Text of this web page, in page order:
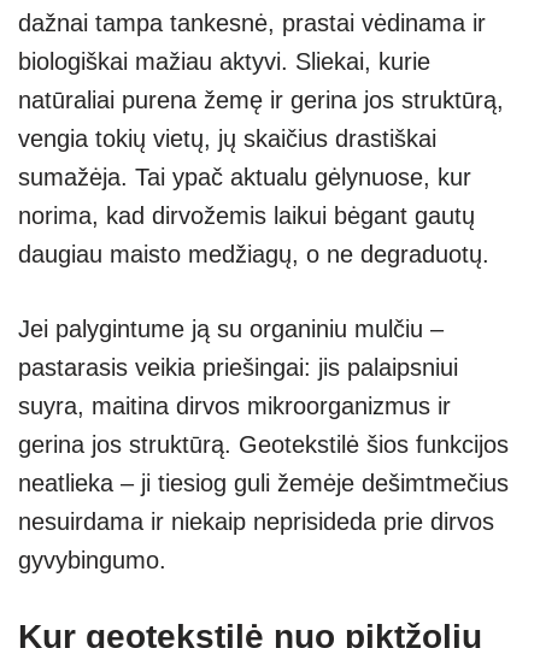
dažnai tampa tankesnė, prastai vėdinama ir
biologiškai mažiau aktyvi. Sliekai, kurie
natūraliai purena žemę ir gerina jos struktūrą,
vengia tokių vietų, jų skaičius drastiškai
sumažėja. Tai ypač aktualu gėlynuose, kur
norima, kad dirvožemis laikui bėgant gautų
daugiau maisto medžiagų, o ne degraduotų.
Jei palygintume ją su organiniu mulčiu –
pastarasis veikia priešingai: jis palaipsniui
suyra, maitina dirvos mikroorganizmus ir
gerina jos struktūrą. Geotekstilė šios funkcijos
neatlieka – ji tiesiog guli žemėje dešimtmečius
nesuirdama ir niekaip neprisideda prie dirvos
gyvybingumo.
Kur geotekstilė nuo piktžolių